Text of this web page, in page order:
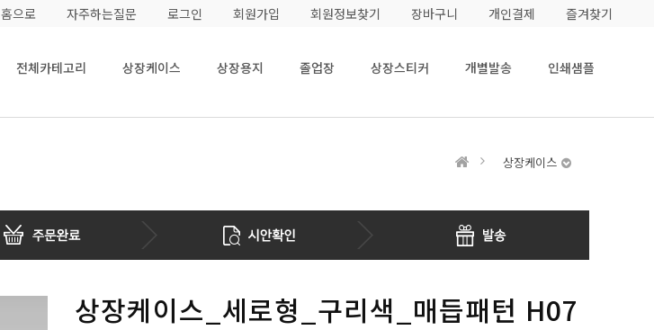
홈으로 자주하는질문 로그인 회원가입 회원정보찾기 장바구니 개인결제 즐겨찾기
전체카테고리 상장케이스 상장용지 졸업장 상장스티커 개별발송 인쇄샘플
상장케이스
상장케이스_세로형_구리색_매듭패턴 H07